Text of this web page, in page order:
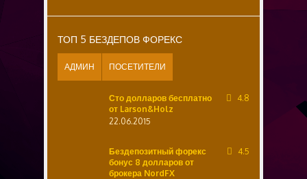
ТОП 5 БЕЗДЕПОВ ФОРЕКС
АДМИН ПОСЕТИТЕЛИ
Сто долларов бесплатно
от Larson&Holz
22.06.2015
4.8
Бездепозитный форекс
бонус 8 долларов от
брокера NordFX
4.5